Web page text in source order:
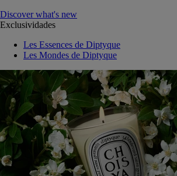
Discover what's new
Exclusividades
Les Essences de Diptyque
Les Mondes de Diptyque